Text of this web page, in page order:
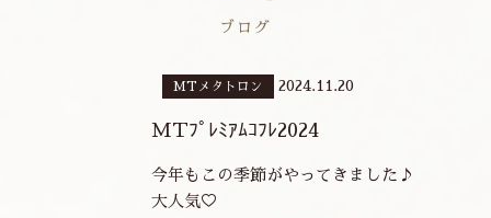
ブログ
MTメタトロン 2024.11.20
MTﾌﾟﾚﾐｱﾑｺﾌﾚ2024
今年もこの季節がやってきました♪
大人気♡